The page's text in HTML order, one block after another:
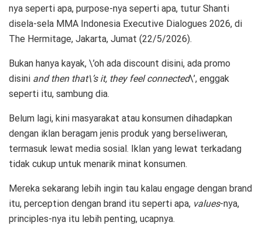
nya seperti apa, purpose-nya seperti apa, tutur Shanti
disela-sela MMA Indonesia Executive Dialogues 2026, di
The Hermitage, Jakarta, Jumat (22/5/2026).
Bukan hanya kayak, \’oh ada discount disini, ada promo
disini and then that\’s it, they feel connected\’, enggak
seperti itu, sambung dia.
Belum lagi, kini masyarakat atau konsumen dihadapkan
dengan iklan beragam jenis produk yang berseliweran,
termasuk lewat media sosial. Iklan yang lewat terkadang
tidak cukup untuk menarik minat konsumen.
Mereka sekarang lebih ingin tau kalau engage dengan brand
itu, perception dengan brand itu seperti apa, values-nya,
principles-nya itu lebih penting, ucapnya.